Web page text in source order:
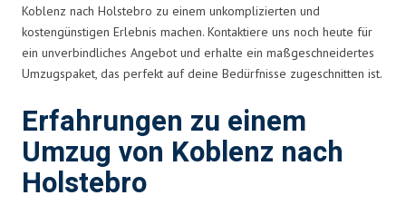
Koblenz nach Holstebro zu einem unkomplizierten und
kostengünstigen Erlebnis machen. Kontaktiere uns noch heute für
ein unverbindliches Angebot und erhalte ein maßgeschneidertes
Umzugspaket, das perfekt auf deine Bedürfnisse zugeschnitten ist.
Erfahrungen zu einem
Umzug von Koblenz nach
Holstebro